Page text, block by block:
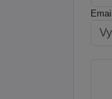
Email